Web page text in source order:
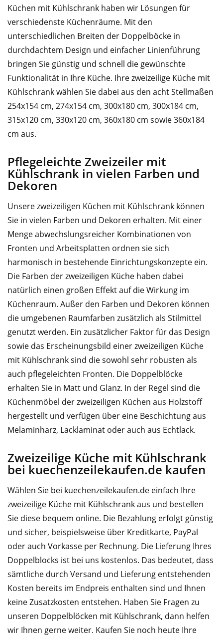
Küchen mit Kühlschrank haben wir Lösungen für
verschiedenste Küchenräume. Mit den
unterschiedlichen Breiten der Doppelböcke in
durchdachtem Design und einfacher Linienführung
bringen Sie günstig und schnell die gewünschte
Funktionalität in Ihre Küche. Ihre zweizeilige Küche mit
Kühlschrank wählen Sie dabei aus den acht Stellmaßen
254x154 cm, 274x154 cm, 300x180 cm, 300x184 cm,
315x120 cm, 330x120 cm, 360x180 cm sowie 360x184
cm aus.
Pflegeleichte Zweizeiler mit
Kühlschrank in vielen Farben und
Dekoren
Unsere zweizeiligen Küchen mit Kühlschrank können
Sie in vielen Farben und Dekoren erhalten. Mit einer
Menge abwechslungsreicher Kombinationen von
Fronten und Arbeitsplatten ordnen sie sich
harmonisch in bestehende Einrichtungskonzepte ein.
Die Farben der zweizeiligen Küche haben dabei
natürlich einen großen Effekt auf die Wirkung im
Küchenraum. Außer den Farben und Dekoren können
die umgebenen Raumfarben zusätzlich als Stilmittel
genutzt werden. Ein zusätzlicher Faktor für das Design
sowie das Erscheinungsbild einer zweizeiligen Küche
mit Kühlschrank sind die sowohl sehr robusten als
auch pflegeleichten Fronten. Die Doppelblöcke
erhalten Sie in Matt und Glanz. In der Regel sind die
Küchenmöbel der zweizeiligen Küchen aus Holzstoff
hergestellt und verfügen über eine Beschichtung aus
Melaminharz, Lacklaminat oder auch aus Echtlack.
Zweizeilige Küche mit Kühlschrank
bei kuechenzeilekaufen.de kaufen
Wählen Sie bei kuechenzeilekaufen.de einfach Ihre
zweizeilige Küche mit Kühlschrank aus und bestellen
Sie diese bequem online. Die Bezahlung erfolgt günstig
und sicher, beispielsweise über Kreditkarte, PayPal
oder auch Vorkasse per Rechnung. Die Lieferung Ihres
Doppelblocks ist bei uns kostenlos. Das bedeutet, dass
sämtliche durch Versand und Lieferung entstehenden
Kosten bereits im Endpreis enthalten sind und Ihnen
keine Zusatzkosten entstehen. Haben Sie Fragen zu
unseren Doppelblöcken mit Kühlschrank, dann helfen
wir Ihnen gerne weiter. Kaufen Sie noch heute Ihre